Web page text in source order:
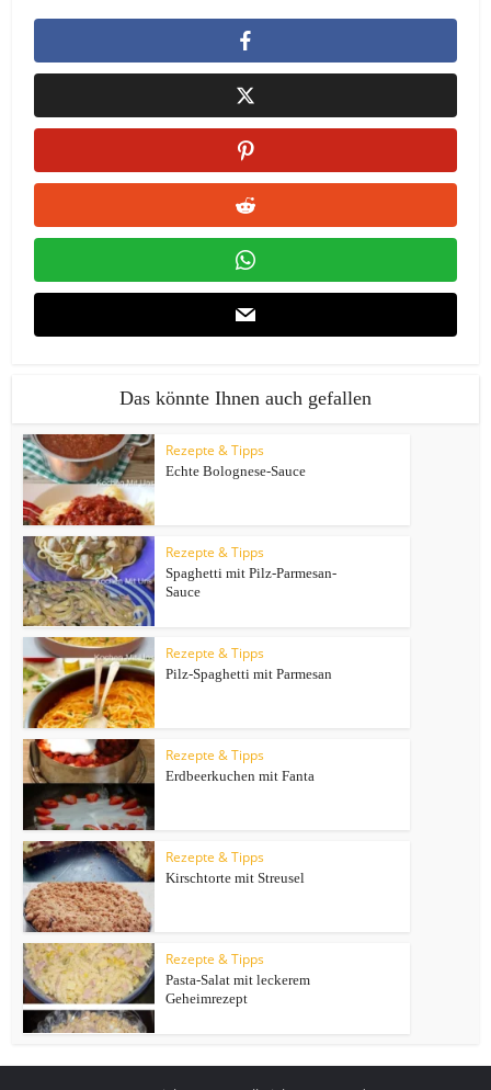
Das könnte Ihnen auch gefallen
Rezepte & Tipps
Echte Bolognese-Sauce
Rezepte & Tipps
Spaghetti mit Pilz-Parmesan-
Sauce
Rezepte & Tipps
Pilz-Spaghetti mit Parmesan
Rezepte & Tipps
Erdbeerkuchen mit Fanta
Rezepte & Tipps
Kirschtorte mit Streusel
Rezepte & Tipps
Pasta-Salat mit leckerem
Geheimrezept